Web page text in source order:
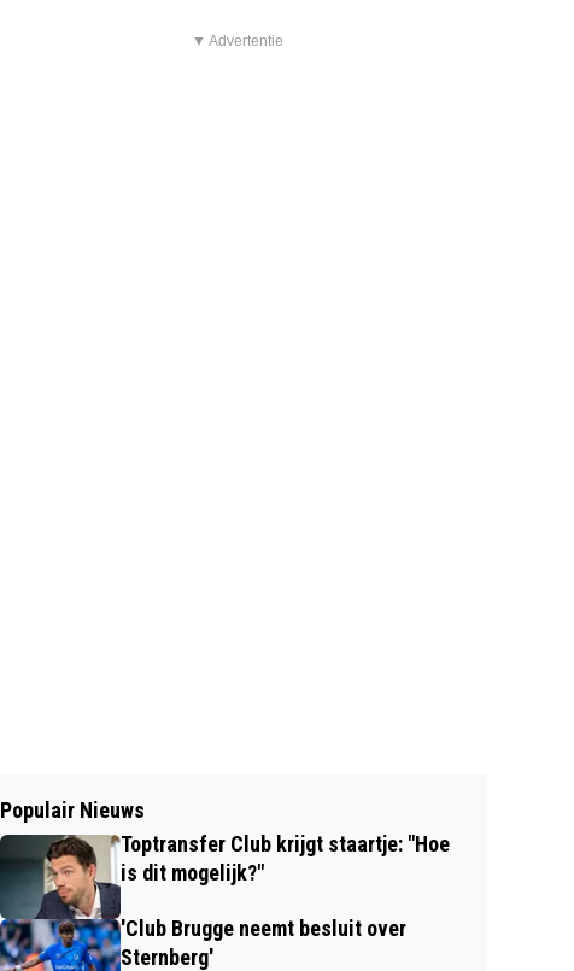
▼ Advertentie
Populair Nieuws
Toptransfer Club krijgt staartje: "Hoe
is dit mogelijk?"
'Club Brugge neemt besluit over
Sternberg'